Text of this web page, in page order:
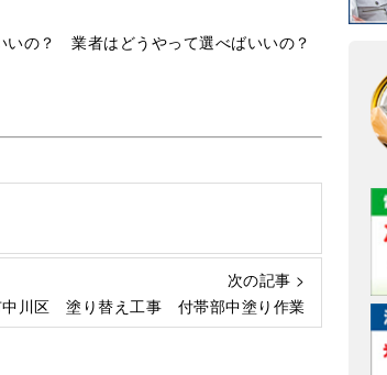
の？ 業者はどうやって選べばいいの？
次の記事 >
中川区 塗り替え工事 付帯部中塗り作業